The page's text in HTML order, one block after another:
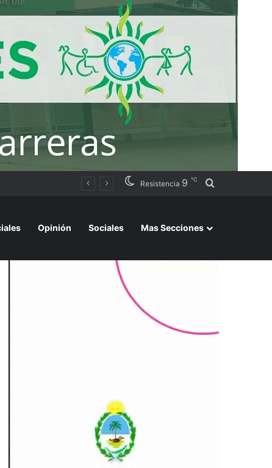
judicial Resistencia 9 ℃ Buscar por
Opinión Sociales Mas Secciones